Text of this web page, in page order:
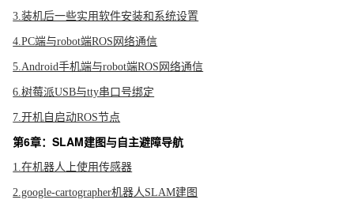
3.装机后一些实用软件安装和系统设置
4.PC端与robot端ROS网络通信
5.Android手机端与robot端ROS网络通信
6.树莓派USB与tty串口号绑定
7.开机自启动ROS节点
第6章：SLAM建图与自主避障导航
1.在机器人上使用传感器
2.google-cartographer机器人SLAM建图